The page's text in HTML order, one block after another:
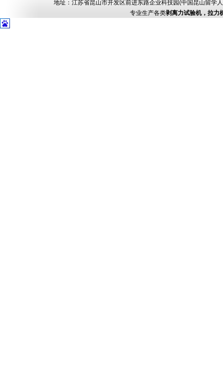
地址：江苏省昆山市开发区前进东路企业科技园(中国昆山留
专业生产各类剥离力试验机，拉力